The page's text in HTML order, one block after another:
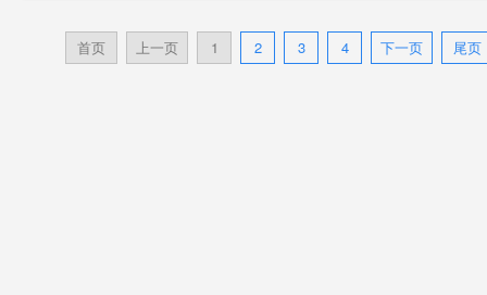
首页 上一页 1 2 3 4 下一页 尾页